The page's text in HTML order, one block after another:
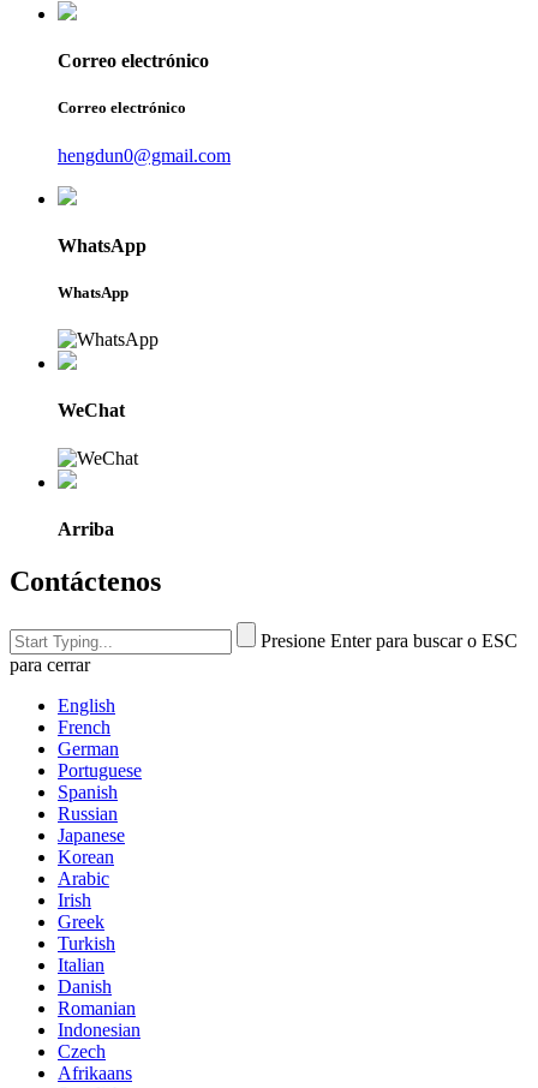
Correo electrónico
Correo electrónico
hengdun0@gmail.com
WhatsApp
WhatsApp
WeChat
Arriba
Contáctenos
Presione Enter para buscar o ESC
para cerrar
English
French
German
Portuguese
Spanish
Russian
Japanese
Korean
Arabic
Irish
Greek
Turkish
Italian
Danish
Romanian
Indonesian
Czech
Afrikaans